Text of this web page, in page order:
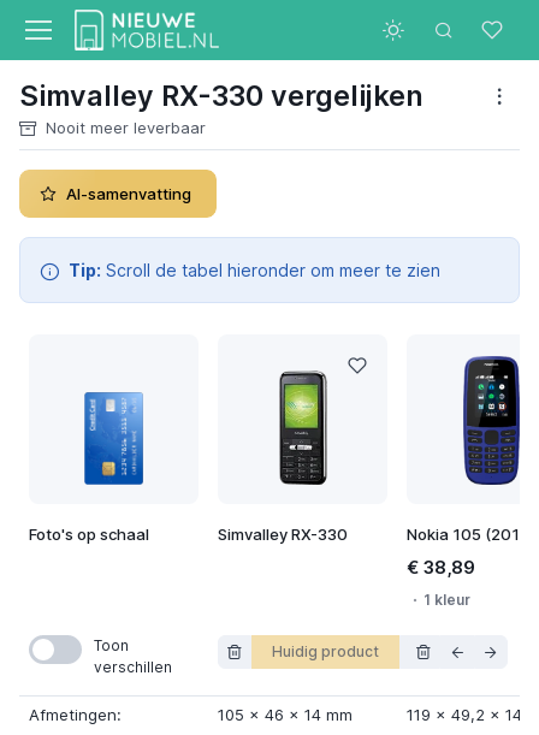
Simvalley RX-330 vergelijken
Nooit meer leverbaar
AI-samenvatting
Tip: Scroll de tabel hieronder om meer te zien
Foto's op schaal Simvalley RX-330
€ 38,89
1 kleur
Toon
verschillen
Huidig product
Afmetingen: 105 x 46 x 14 mm 119 x 49,2 x